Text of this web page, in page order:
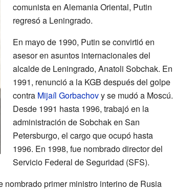
comunista en Alemania Oriental, Putin
regresó a Leningrado.
En mayo de 1990, Putin se convirtió en
asesor en asuntos internacionales del
alcalde de Leningrado, Anatoli Sobchak. En
1991, renunció a la KGB después del golpe
contra Mijaíl Gorbachovy se mudó a Moscú.
Desde 1991 hasta 1996, trabajó en la
administración de Sobchak en San
Petersburgo, el cargo que ocupó hasta
1996. En 1998, fue nombrado director del
Servicio Federal de Seguridad (SFS).
nombrado primer ministro interino de Rusia